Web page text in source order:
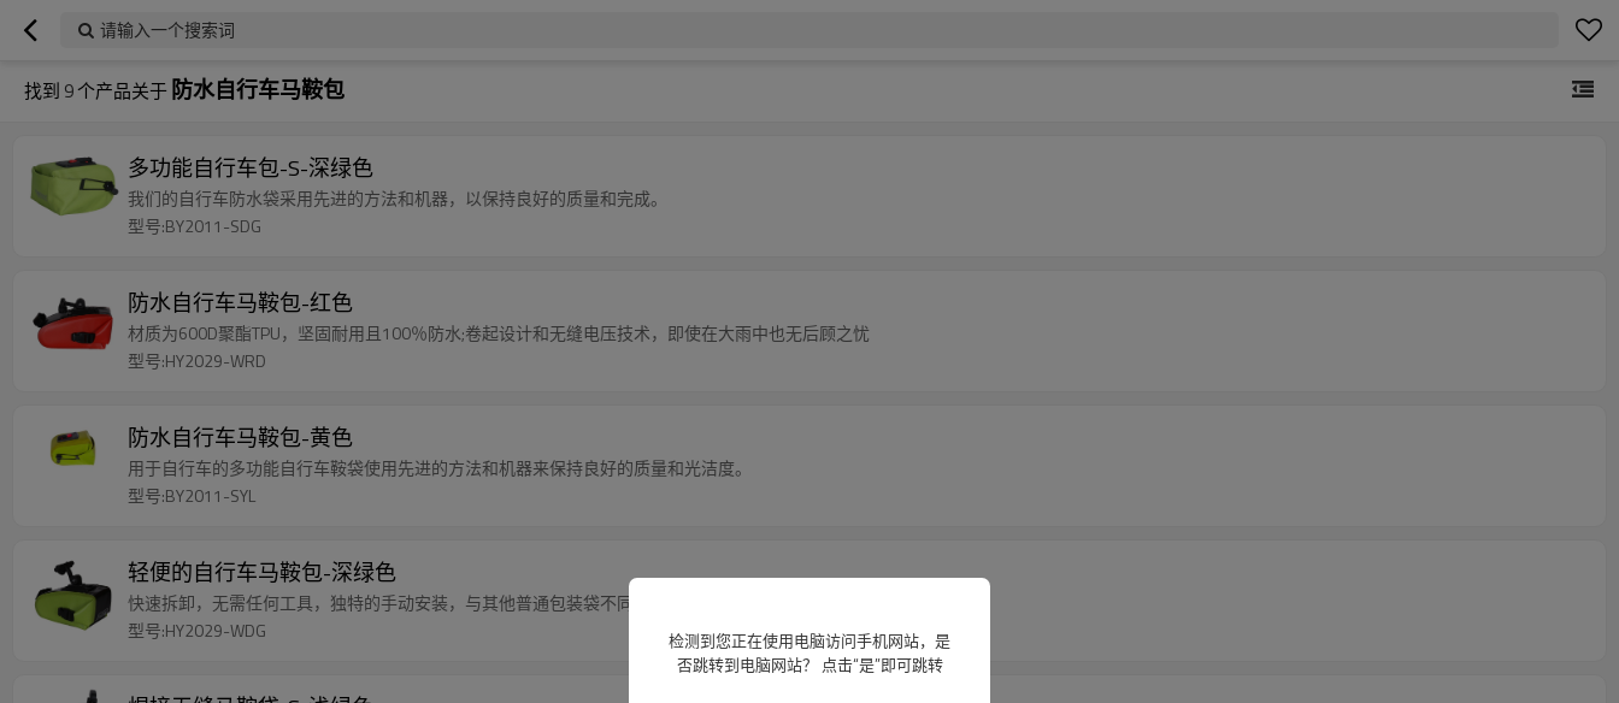
请输入一个搜索词
找到 9个产品关于 防水自行车马鞍包
多功能自行车包-S-深绿色
我们的自行车防水袋采用先进的方法和机器，以保持良好的质量和完成。
型号:BY2011-SDG
防水自行车马鞍包-红色
材质为600D聚酯TPU，坚固耐用且100％防水;卷起设计和无缝电压技术，即使在大雨中也无后顾之忧
型号:HY2029-WRD
防水自行车马鞍包-黄色
用于自行车的多功能自行车鞍袋使用先进的方法和机器来保持良好的质量和光洁度。
型号:BY2011-SYL
轻便的自行车马鞍包-深绿色
快速拆卸，无需任何工具，独特的手动安装，与其他普通包装袋不同，无需安装工具，如六角扳手
型号:HY2029-WDG
检测到您正在使用电脑访问手机网站，是
否跳转到电脑网站？ 点击“是”即可跳转